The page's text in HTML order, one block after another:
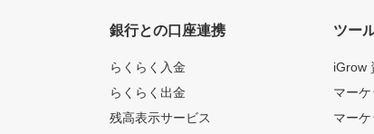
銀行との口座連携
らくらく入金
らくらく出金
残高表示サービス
ツー
iGrow
マー
マー